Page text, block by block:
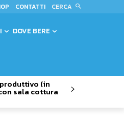
CONTATTI CERCA
DOVE BERE
(in
sala cottura